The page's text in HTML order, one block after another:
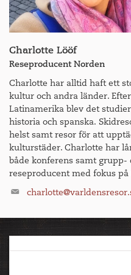
och det märks.
2026 visas den första
Morris (1834–1896)
inom design och en
rörelsen, vars rikliga och
fortfarande känns aktuella.
originalskisserna i
Morris Gallerys och
Storbritannien.
Återkomst till Helsingfors
dagen fri för egna
Tunnebanestationen
Yrjö Kakkapuru, en ikonisk
EMMA.
Charlotte Lööf
Reseproducent Norden
Charlotte har alltid haft ett
kultur och andra länder.
Latinamerika blev det
historia och spanska.
helst samt resor för att
kulturstäder. Charlotte har
både konferens samt grupp-
reseproducent med fokus